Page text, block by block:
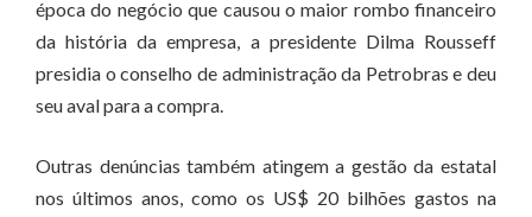
época do negócio que causou o maior rombo financeiro
da história da empresa, a presidente Dilma Rousseff
presidia o conselho de administração da Petrobras e deu
seu aval para a compra.
Outras denúncias também atingem a gestão da estatal
nos últimos anos, como os US$ 20 bilhões gastos na